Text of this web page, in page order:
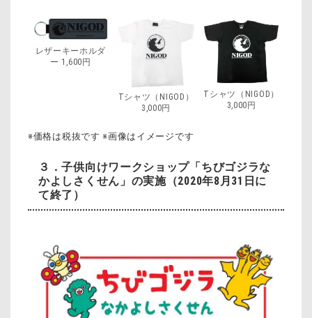
レザーキーホルダ
ー 1,600円
Tシャツ（NIGOD）
3,000円
Tシャツ（NIGOD）
3,000円
※価格は税抜です ※画像はイメージです
３．子供向けワークショップ「ちびゴジラな
かよしさくせん」の実施（2020年8月31日に
て終了）